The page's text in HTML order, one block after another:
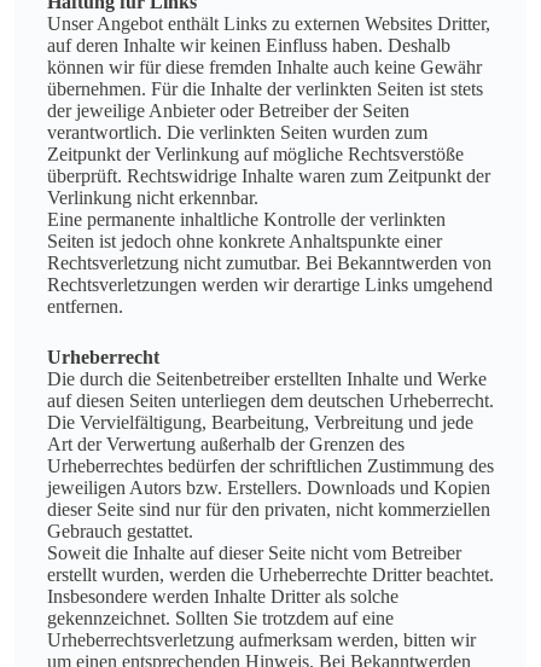
Unser Angebot enthält Links zu externen Websites Dritter,
auf deren Inhalte wir keinen Einfluss haben. Deshalb
können wir für diese fremden Inhalte auch keine Gewähr
übernehmen. Für die Inhalte der verlinkten Seiten ist stets
der jeweilige Anbieter oder Betreiber der Seiten
verantwortlich. Die verlinkten Seiten wurden zum
Zeitpunkt der Verlinkung auf mögliche Rechtsverstöße
überprüft. Rechtswidrige Inhalte waren zum Zeitpunkt der
Verlinkung nicht erkennbar.
Eine permanente inhaltliche Kontrolle der verlinkten
Seiten ist jedoch ohne konkrete Anhaltspunkte einer
Rechtsverletzung nicht zumutbar. Bei Bekanntwerden von
Rechtsverletzungen werden wir derartige Links umgehend
entfernen.
Urheberrecht
Die durch die Seitenbetreiber erstellten Inhalte und Werke
auf diesen Seiten unterliegen dem deutschen Urheberrecht.
Die Vervielfältigung, Bearbeitung, Verbreitung und jede
Art der Verwertung außerhalb der Grenzen des
Urheberrechtes bedürfen der schriftlichen Zustimmung des
jeweiligen Autors bzw. Erstellers. Downloads und Kopien
dieser Seite sind nur für den privaten, nicht kommerziellen
Gebrauch gestattet.
Soweit die Inhalte auf dieser Seite nicht vom Betreiber
erstellt wurden, werden die Urheberrechte Dritter beachtet.
Insbesondere werden Inhalte Dritter als solche
gekennzeichnet. Sollten Sie trotzdem auf eine
Urheberrechtsverletzung aufmerksam werden, bitten wir
um einen entsprechenden Hinweis. Bei Bekanntwerden